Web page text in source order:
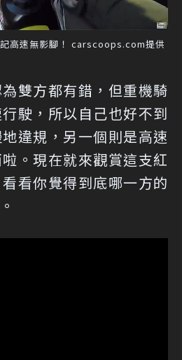
高速無影腳！ carscoops.com提供
雙方都有錯，但重機騎
駛，所以自己也好不到
違規，另一個則是高速
。現在就來觀賞這支紅
看你覺得到底哪一方的